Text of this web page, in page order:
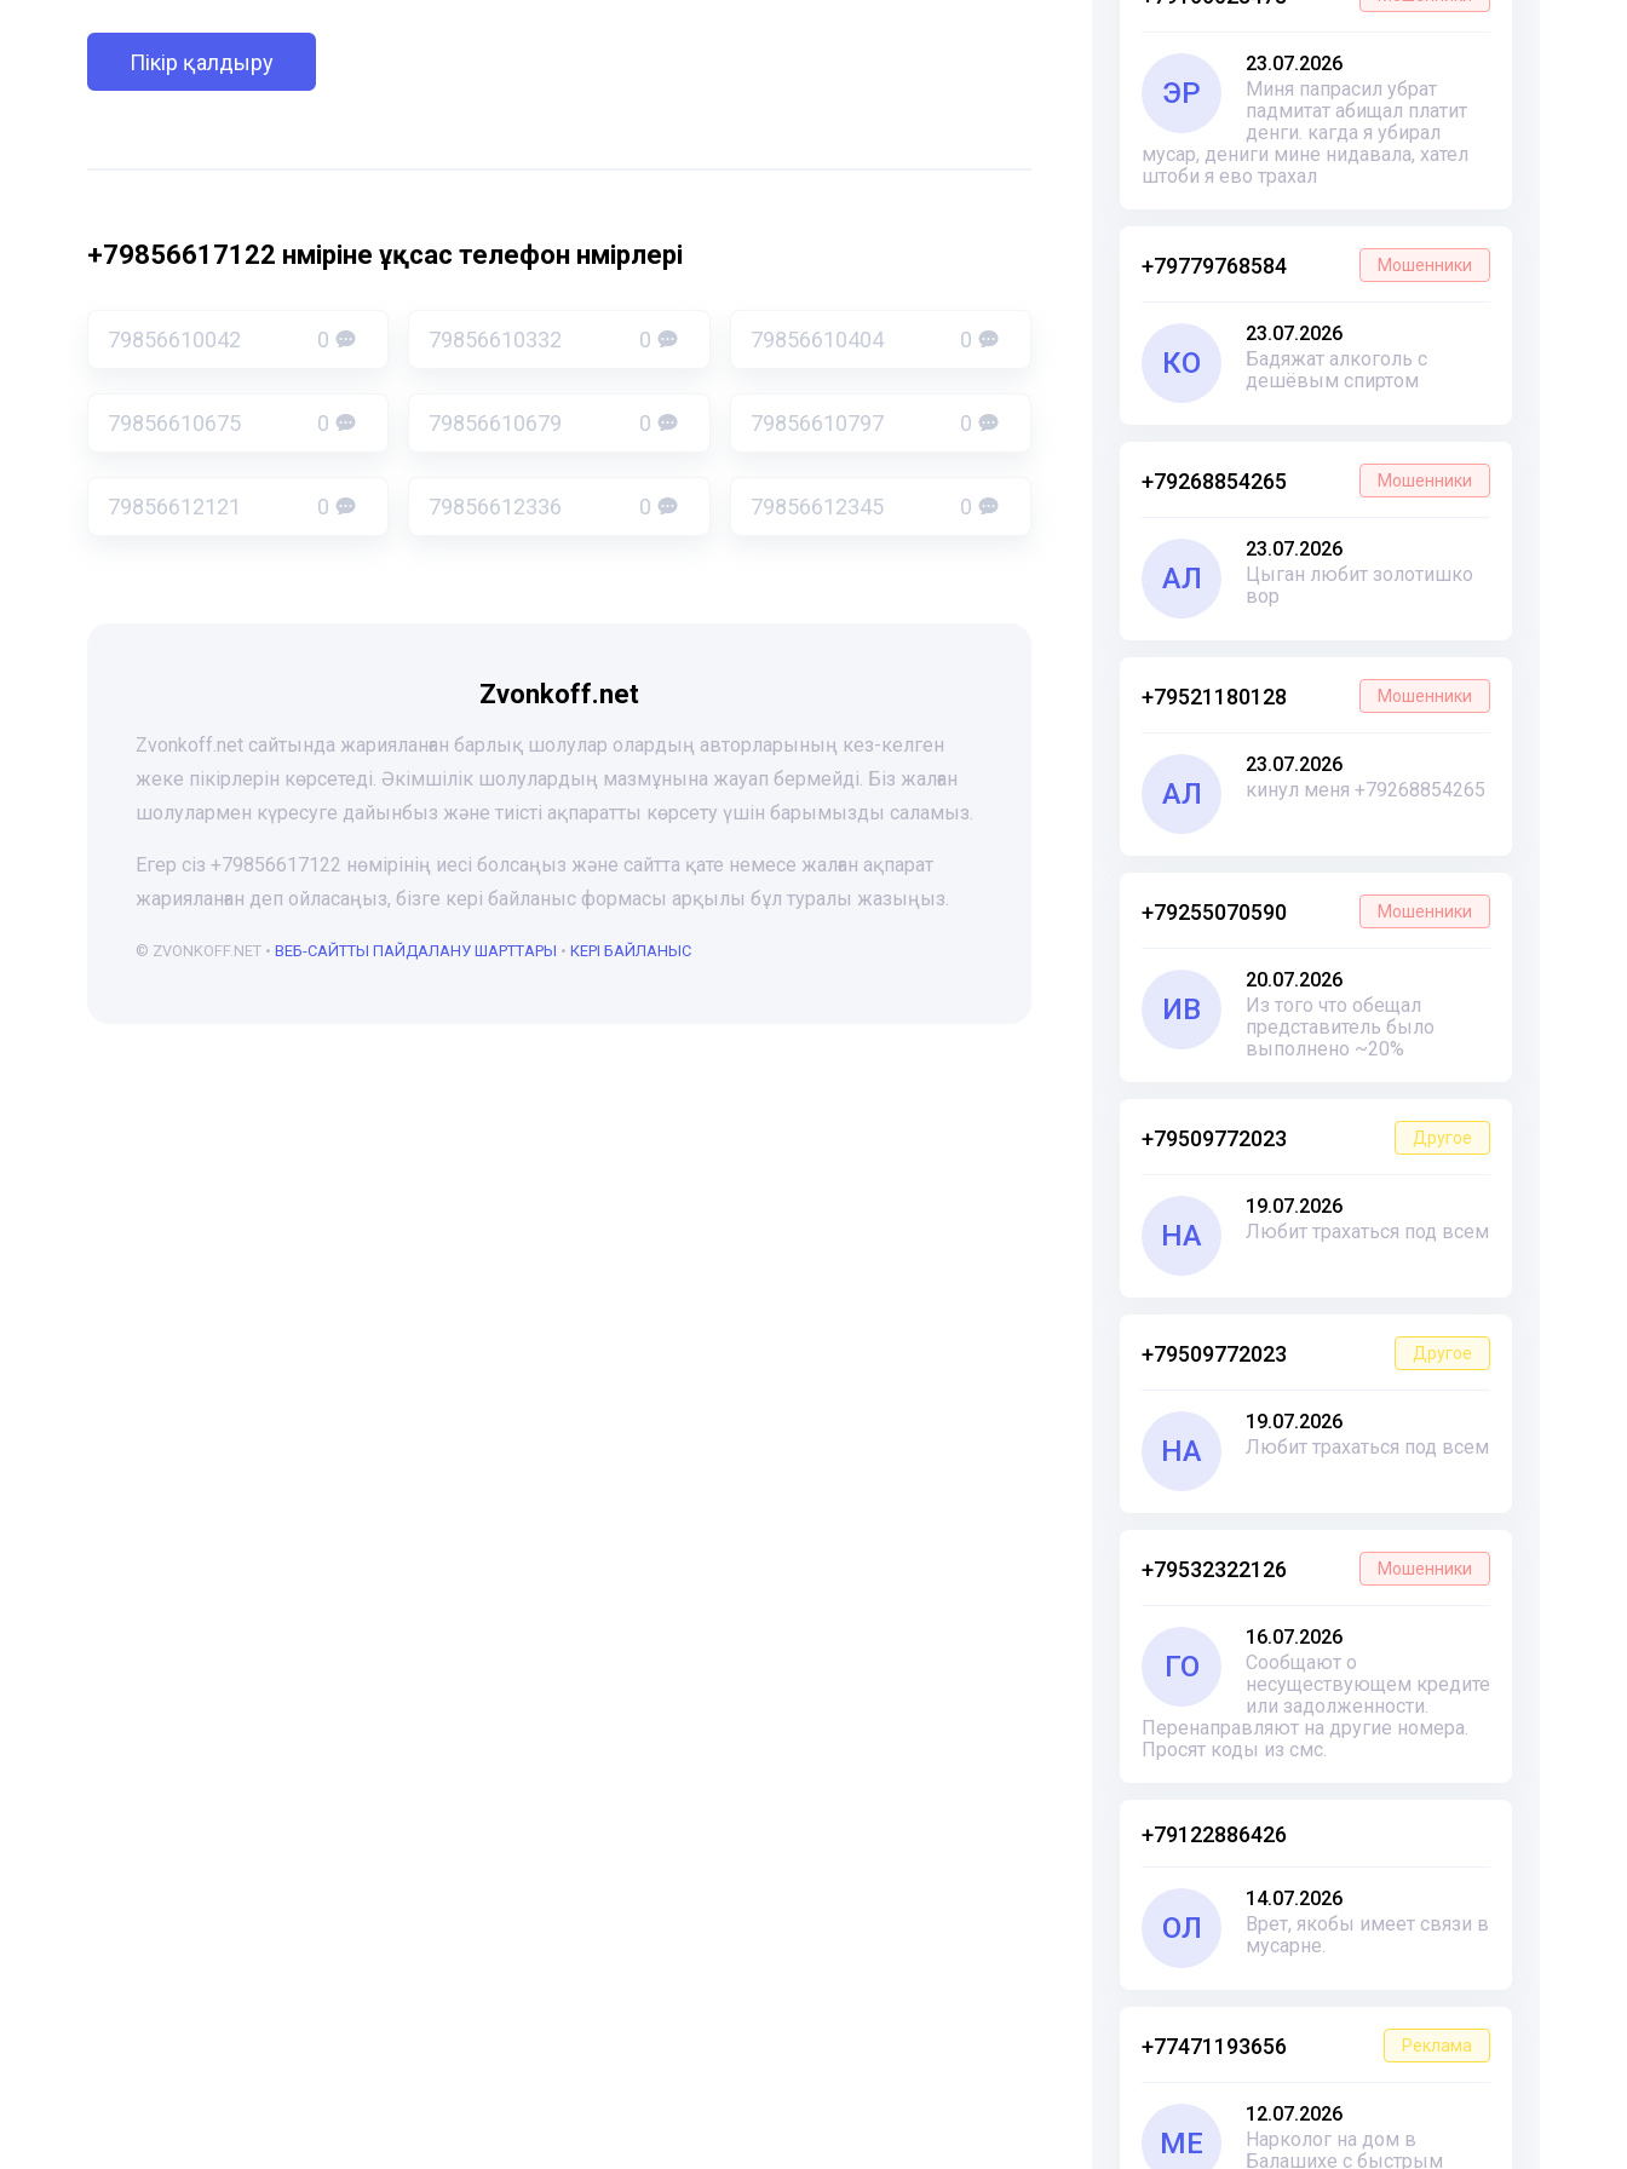
ЭР
23.07.2026
Миня папрасил убрат
падмитат абищал платит
денги. кагда я убирал
мусар, дениги мине нидавала, хател
штоби я ево трахал
+79779768584 Мошенники
КО
23.07.2026
Бадяжат алкоголь с
дешёвым спиртом
+79268854265 Мошенники
АЛ
23.07.2026
Цыган любит золотишко
вор
+79521180128 Мошенники
АЛ
23.07.2026
кинул меня +79268854265
+79255070590 Мошенники
ИВ
20.07.2026
Из того что обещал
представитель было
выполнено ~20%
+79509772023 Другое
НА
19.07.2026
Любит трахаться под всем
+79509772023 Другое
НА
19.07.2026
Любит трахаться под всем
+79532322126 Мошенники
ГО
16.07.2026
Сообщают о
несуществующем кредите
или задолженности.
Перенаправляют на другие номера.
Просят коды из смс.
+79122886426
ОЛ
14.07.2026
Врет, якобы имеет связи в
мусарне.
+77471193656 Реклама
ME
12.07.2026
Нарколог на дом в
Балашихе с быстрым
Пікір қалдыру
+79856617122 нөміріне ұқсас телефон нөмірлері
79856610042 0 79856610332 0 79856610404 0
79856610675 0 79856610679 0 79856610797 0
79856612121 0 79856612336 0 79856612345 0
Zvonkoff.net
Zvonkoff.net сайтында жарияланған барлық шолулар олардың авторларының кез-келген
жеке пікірлерін көрсетеді. Әкімшілік шолулардың мазмұнына жауап бермейді. Біз жалған
шолулармен күресуге дайынбыз және тиісті ақпаратты көрсету үшін барымызды саламыз.
Егер сіз +79856617122 нөмірінің иесі болсаңыз және сайтта қате немесе жалған ақпарат
жарияланған деп ойласаңыз, бізге кері байланыс формасы арқылы бұл туралы жазыңыз.
© ZVONKOFF.NET • ВЕБ-CАЙТТЫ ПАЙДАЛАНУ ШАРТТАРЫ • КЕРІ БАЙЛАНЫС